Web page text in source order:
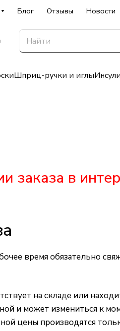
Блог Отзывы Новости
Шприц-ручки и иглы
заказа в
время обязательно
на складе или
и может измениться к
цены производятся